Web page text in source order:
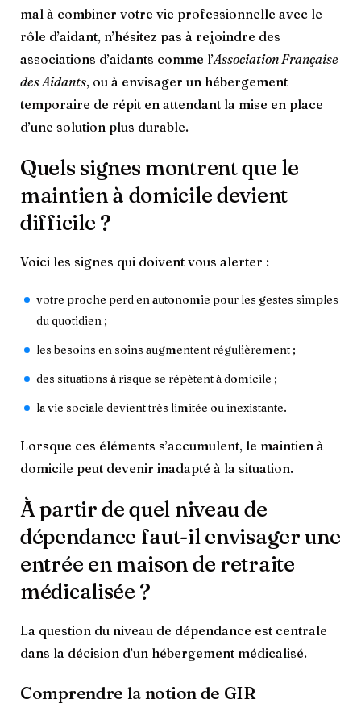
mal à combiner votre vie professionnelle avec le
rôle d’aidant, n’hésitez pas à rejoindre des
associations d’aidants comme l’Association Française
des Aidants, ou à envisager un hébergement
temporaire de répit en attendant la mise en place
d’une solution plus durable.
Quels signes montrent que le
maintien à domicile devient
difficile ?
Voici les signes qui doivent vous alerter :
votre proche perd en autonomie pour les gestes simples
du quotidien ;
les besoins en soins augmentent régulièrement ;
des situations à risque se répètent à domicile ;
la vie sociale devient très limitée ou inexistante.
Lorsque ces éléments s’accumulent, le maintien à
domicile peut devenir inadapté à la situation.
À partir de quel niveau de
dépendance faut-il envisager une
entrée en maison de retraite
médicalisée ?
La question du niveau de dépendance est centrale
dans la décision d’un hébergement médicalisé.
Comprendre la notion de GIR